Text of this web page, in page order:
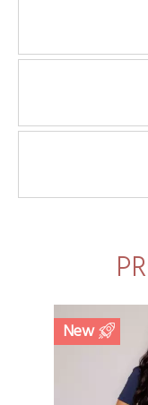
New